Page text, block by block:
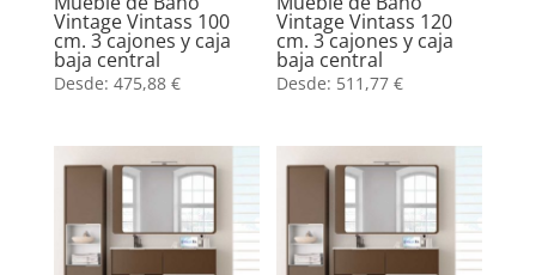
Vintage Vintass 100
cm. 3 cajones y caja
baja central
Desde: 475,88 €
Vintage Vintass 120
cm. 3 cajones y caja
baja central
Desde: 511,77€